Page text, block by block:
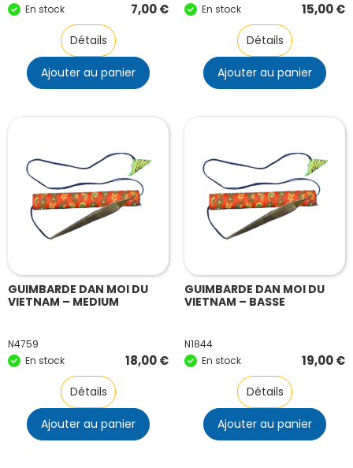
En stock
7,00€
Détails
Ajouter au panier
En stock
15,00€
Détails
Ajouter au panier
GUIMBARDE DAN MOI DU
VIETNAM – MEDIUM
N4759
En stock
18,00€
Détails
Ajouter au panier
GUIMBARDE DAN MOI DU
VIETNAM – BASSE
N1844
En stock
19,00€
Détails
Ajouter au panier